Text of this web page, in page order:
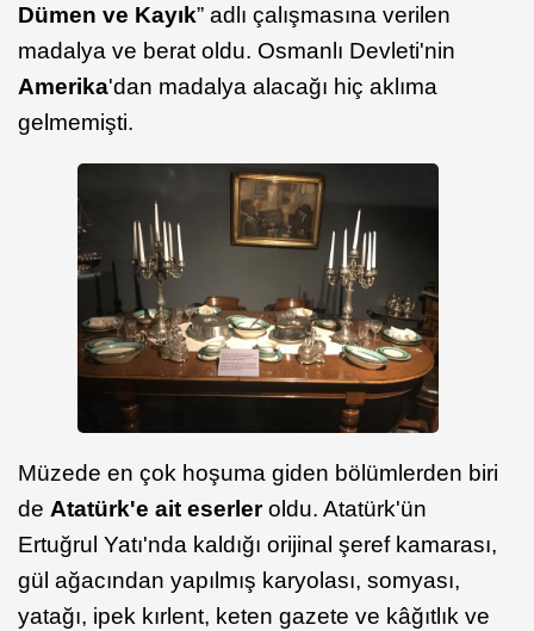
Dümen ve Kayık” adlı çalışmasına verilen
madalya ve berat oldu. Osmanlı Devleti'nin
Amerika'dan madalya alacağı hiç aklıma
gelmemişti.
Müzede en çok hoşuma giden bölümlerden biri
de Atatürk'e ait eserleroldu. Atatürk'ün
Ertuğrul Yatı'nda kaldığı orijinal şeref kamarası,
gül ağacından yapılmış karyolası, somyası,
yatağı, ipek kırlent, keten gazete ve kâğıtlık ve